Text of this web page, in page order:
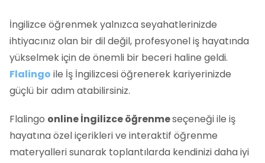
İngilizce öğrenmek yalnızca seyahatlerinizde
ihtiyacınız olan bir dil değil, profesyonel iş hayatında
yükselmek için de önemli bir beceri haline geldi.
Flalingo ile İş İngilizcesi öğrenerek kariyerinizde
güçlü bir adım atabilirsiniz.
Flalingo online İngilizce öğrenmeseçeneği ile iş
hayatına özel içerikleri ve interaktif öğrenme
materyalleri sunarak toplantılarda kendinizi daha iyi